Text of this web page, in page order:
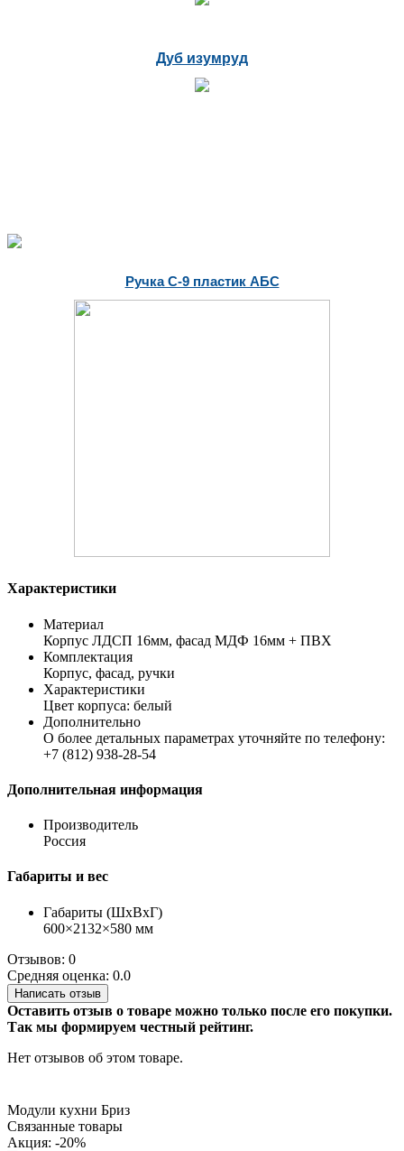
Дуб изумруд
Ручка С-9 пластик АБС
Характеристики
Материал
Корпус ЛДСП 16мм, фасад МДФ 16мм + ПВХ
Комплектация
Корпус, фасад, ручки
Характеристики
Цвет корпуса: белый
Дополнительно
О более детальных параметрах уточняйте по телефону:
+7 (812) 938-28-54
Дополнительная информация
Производитель
Россия
Габариты и вес
Габариты (ШхВхГ)
600×2132×580 мм
Отзывов: 0
Средняя оценка: 0.0
Написать отзыв
Оставить отзыв о товаре можно только после его покупки.
Так мы формируем честный рейтинг.
Нет отзывов об этом товаре.
Модули кухни Бриз
Связанные товары
Акция: -20%